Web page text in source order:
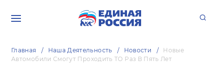
Главная Наша Деятельность Новости
Новые
Автомобили Смогут Проходить ТО Раз В Пять Лет